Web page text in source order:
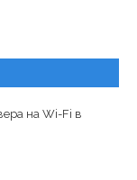
на Wi-Fi в